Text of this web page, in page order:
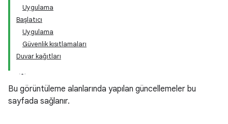
Uygulama
Başlatıcı
Uygulama
Güvenlik kısıtlamaları
Duvar kağıtları
Bu görüntüleme alanlarında yapılan güncellemeler bu
sayfada sağlanır.